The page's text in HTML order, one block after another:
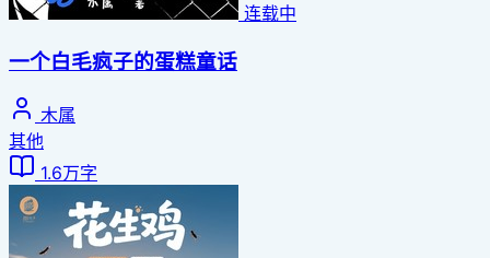
连载中
一个白毛疯子的蛋糕童话
木属
其他
1.6万字